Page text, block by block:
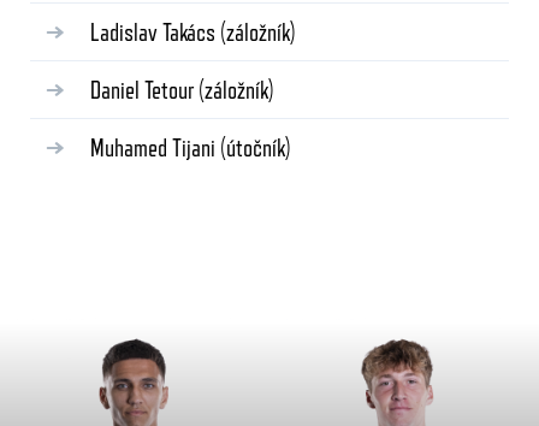
Ladislav Takács (záložník)
Daniel Tetour (záložník)
Muhamed Tijani (útočník)